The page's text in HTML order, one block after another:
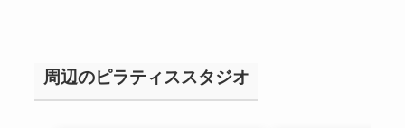
周辺のピラティススタジオ